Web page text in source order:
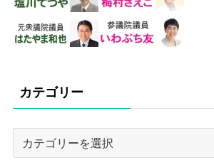
カテゴリー